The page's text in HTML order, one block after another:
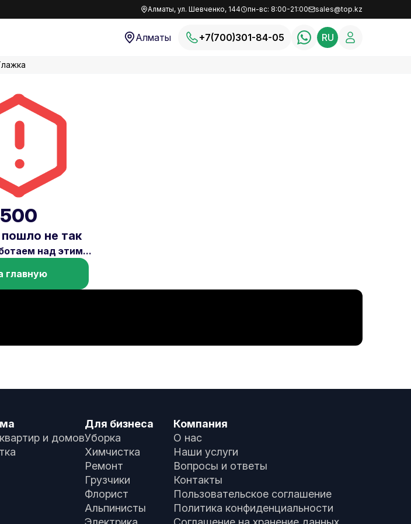
Алматы, ул. Шевченко, 144 пн-вс: 8:00-21:00 sales@top.kz
Алматы +7(700)301-84-05 RU
500
не так
над этим...
главную
и домов
Для бизнеса
Уборка
Химчистка
Ремонт
Грузчики
Флорист
Альпинисты
Компания
О нас
Наши услуги
Вопросы и ответы
Контакты
Пользовательское соглашение
Политика конфиденциальности